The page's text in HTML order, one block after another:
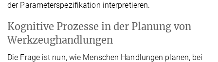
der Parameterspezifikation interpretieren.
Kognitive Prozesse in der Planung von
Werkzeughandlungen
Die Frage ist nun, wie Menschen Handlungen planen, bei